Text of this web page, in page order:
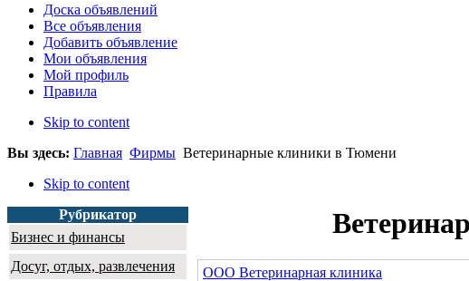
Доска объявлений
Все объявления
Добавить объявление
Мои объявления
Мой профиль
Правила
Skip to content
Вы здесь: Главная Фирмы Ветеринарные клиники в Тюмени
Skip to content
Рубрикатор
Бизнес и финансы
Досуг, отдых, развлечения
ООО Ветеринарная клиника